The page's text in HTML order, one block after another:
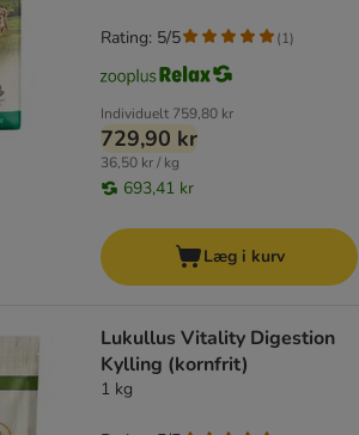
Individuelt 759,80 kr
729,90 kr
36,50 kr / kg
693,41 kr
Rating: 5/5 (1)
Læg i kurv
Lukullus Vitality Digestion
Kylling (kornfrit)
1 kg